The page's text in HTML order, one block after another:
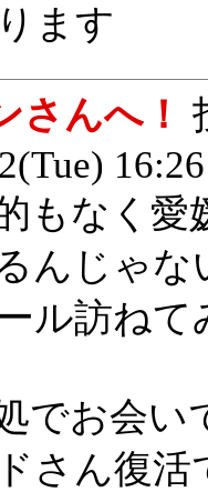
ます
さんへ！
もなく
んじゃな
ル訪ねて
でお会い
さん復